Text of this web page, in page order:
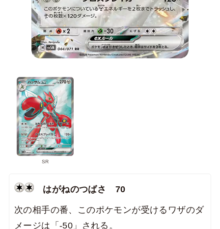
SR
はがねのつばさ 70
次の相手の番、このポケモンが受けるワザのダ
メージは「-50」される。